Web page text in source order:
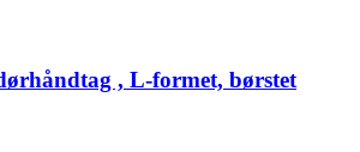
, L-formet, børstet